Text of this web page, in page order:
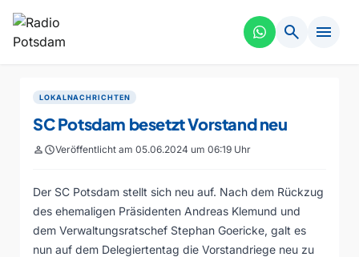
search menu
LOKALNACHRICHTEN
SC Potsdam besetzt Vorstand neu
personscheduleVeröffentlicht am 05.06.2024 um 06:19 Uhr
Der SC Potsdam stellt sich neu auf. Nach dem Rückzug
des ehemaligen Präsidenten Andreas Klemund und
dem Verwaltungsratschef Stephan Goericke, galt es
nun auf dem Delegiertentag die Vorstandriege neu zu